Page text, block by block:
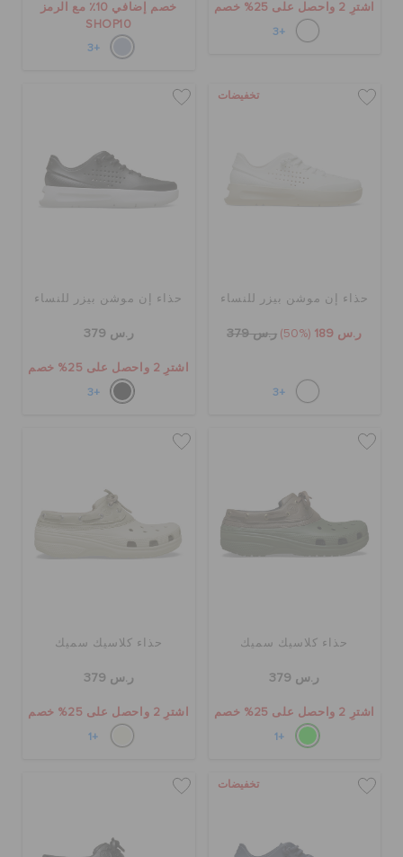
تحديد موقع المتجر
اشترِ 2 واحصل على 25% خصم
+3
خصم إضافي 10٪ مع الرمز
SHOP10
+3
تخفيضات
حذاء إن موشن بيزر للنساء
ر.س 189 (50%) ر.س 379
+3
حذاء إن موشن بيزر للنساء
ر.س 379
اشترِ 2 واحصل على 25% خصم
+3
حذاء كلاسيك سميك
ر.س 379
اشترِ 2 واحصل على 25% خصم
+1
حذاء كلاسيك سميك
ر.س 379
اشترِ 2 واحصل على 25% خصم
+1
تخفيضات